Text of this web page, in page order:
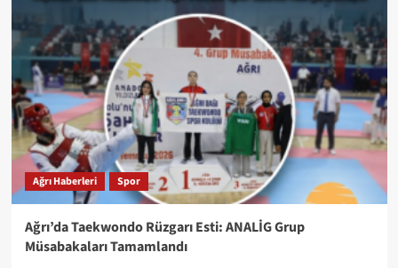
Ağrı Haberleri Spor
Ağrı’da Taekwondo Rüzgarı Esti: ANALİG Grup
Müsabakaları Tamamlandı